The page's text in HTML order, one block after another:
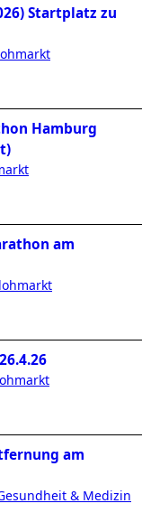
Startplatz zu
Hamburg
am
am
& Medizin